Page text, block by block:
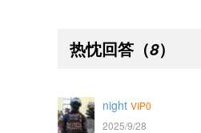
热忱回答 （8）
night VIP0
2025/9/28